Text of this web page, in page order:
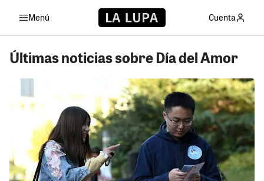
Menú Cuenta
Últimas noticias sobre Día del Amor